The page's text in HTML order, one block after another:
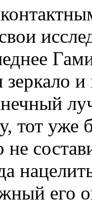
и
тот уже
не
его